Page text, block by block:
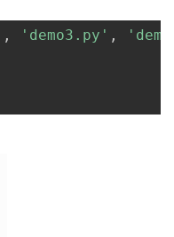
, 'demo3.py' ,